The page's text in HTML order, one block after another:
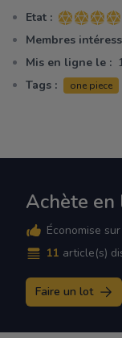
Etat : 5 sur 5
Membres
Mis en ligne le :
Tags :
one piece
Achète en
Économise
11 article(s)
Faire un lot